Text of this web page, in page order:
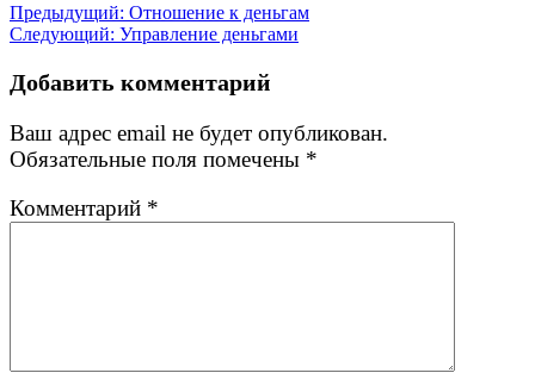
Навигация
по
записям
Предыдущий: Предыдущая
запись:
Отношение к деньгам
Следующий: Следующая
Управление деньгами
Добавить комментарий
Ваш адрес email не будет опубликован.
Обязательные поля помечены *
Комментарий *